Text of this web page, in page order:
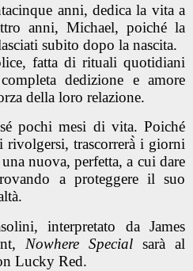
anni, dedica la vita a
anni, Michael, poiché la
subito dopo la nascita.
fatta di rituali quotidiani
dedizione e amore
della loro relazione.
pochi mesi di vita. Poiché
rivolgersi, trascorrerà̀ i giorni
nuova, perfetta, a cui dare
a proteggere il suo
interpretato da James
Nowhere Special sarà al
Lucky Red.